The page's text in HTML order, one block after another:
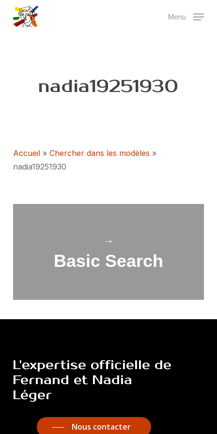
Skip
Menu
nadia19251930
Accueil» Chercher dans les modèles »
nadia19251930
→
Basic Search
L'expertise officielle de
Fernand et Nadia
Léger
Nous contacter